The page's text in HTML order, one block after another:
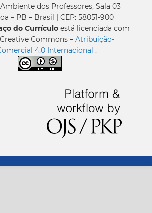
dos Professores, Sala 03
– PB – Brasil | CEP: 58051-900
do Currículo está licenciada com
Commons – Atribuição-
4.0 Internacional .